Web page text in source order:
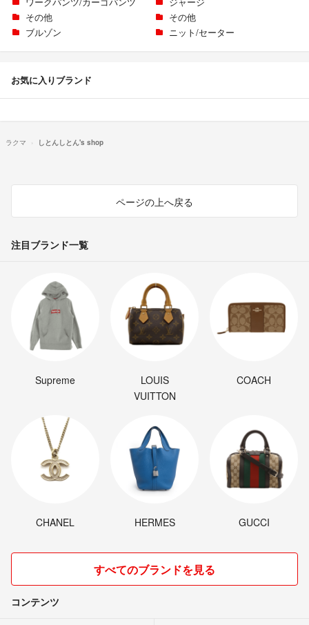
その他
その他
ブルゾン
ニット/セーター
お気に入りブランド
ラクマ しとんしとん's shop
ページの上へ戻る
注目ブランド一覧
Supreme
LOUIS
VUITTON
COACH
CHANEL HERMES GUCCI
すべてのブランドを見る
コンテンツ